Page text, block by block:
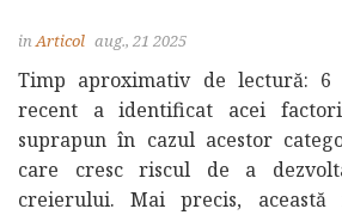
inArticol aug., 21 2025
Timp aproximativ de lectură:
recent a identificat acei
suprapun în cazul acestor
care cresc riscul de a
creierului. Mai precis, această